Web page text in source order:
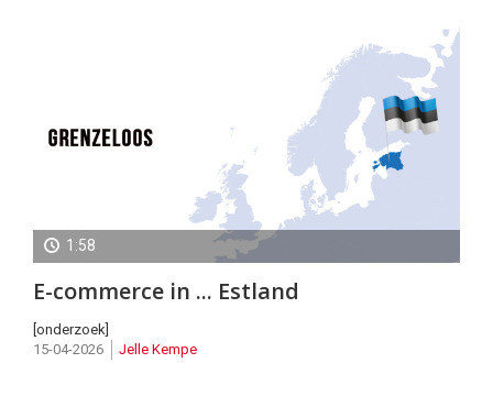
1:58
E-commerce in ... Estland
[onderzoek]
15-04-2026
Jelle Kempe